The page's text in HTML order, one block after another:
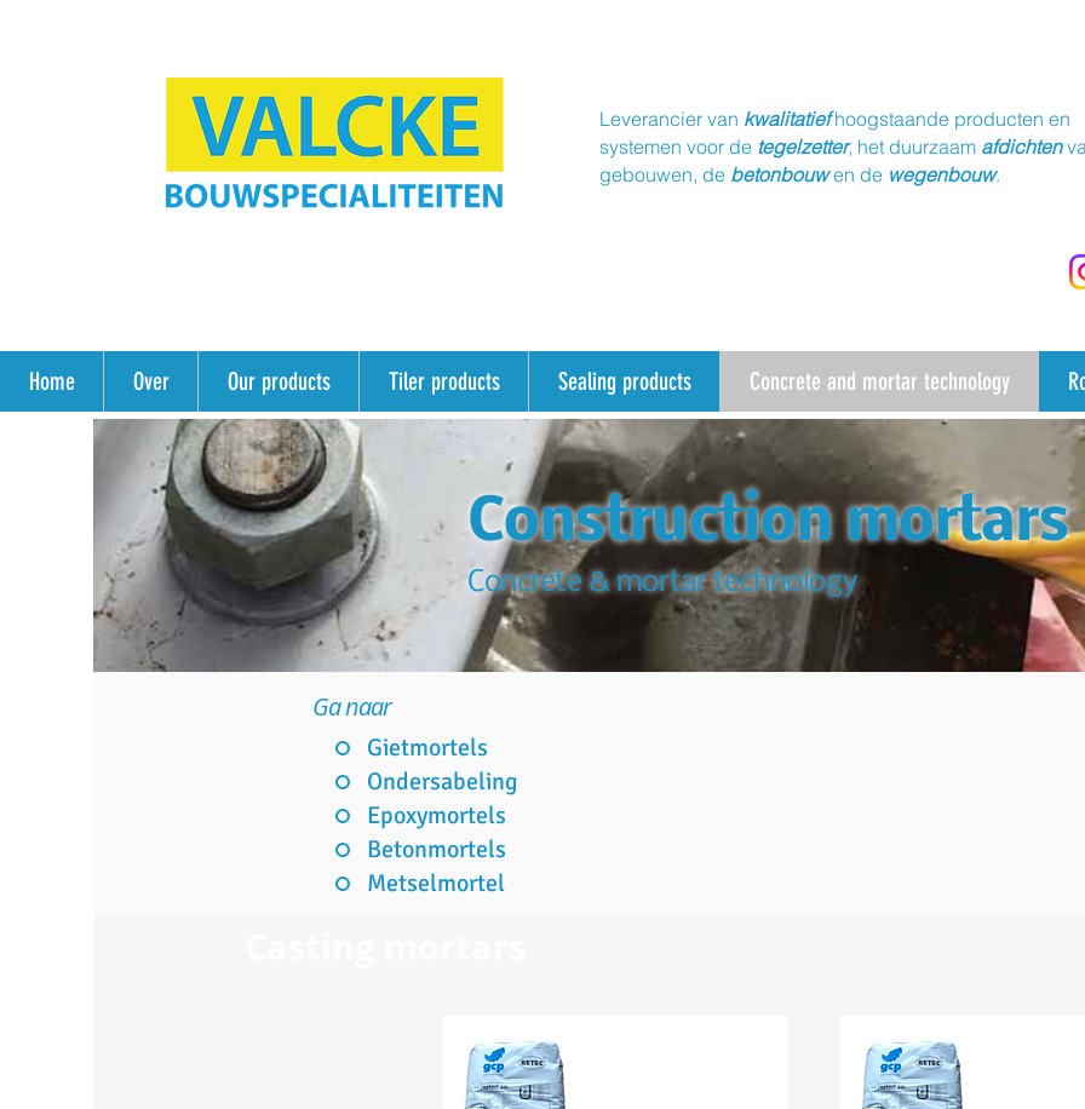
Leverancier van kwalitatiefhoogstaande producten en
systemen voor de tegelzetter, het duurzaam afdichten
gebouwen, de betonbouwen de wegenbouw.
Home Over Our products Tiler products Sealing products Concrete and mortar technology
Construction mortars
Concrete & mortar technology
Ga naar
Gietmortels
Ondersabeling
Epoxymortels
Betonmortels
Metselmortel